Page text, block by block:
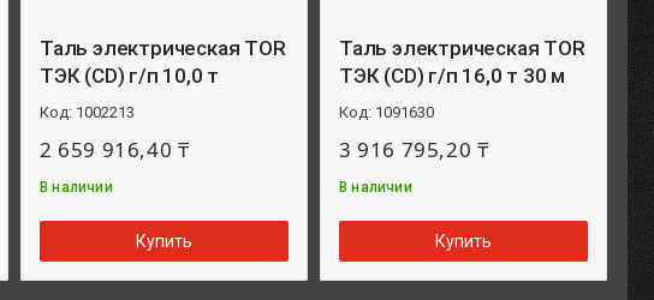
Таль электрическая TOR
ТЭК (CD) г/п 10,0 т
1002213
2 659 916,40 ₸
В наличии
Купить
Таль электрическая TOR
ТЭК (CD) г/п 16,0 т 30 м
1091630
3 916 795,20 ₸
В наличии
Купить